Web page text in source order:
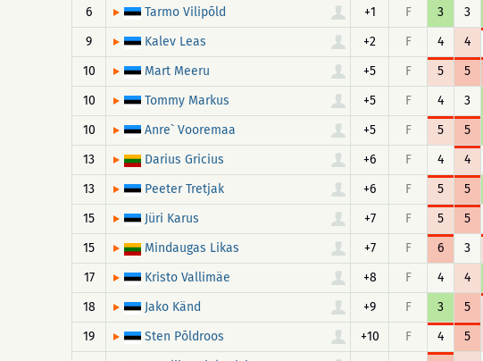
6
Tarmo Vilipõld +1 F 3 3
9
Kalev Leas +2 F 4 4
10
Mart Meeru +5 F 5 5
10
Tommy Markus +5 F 4 3
10
Anre` Vooremaa +5 F 5 5
13
Darius Gricius +6 F 4 4
13
Peeter Tretjak +6 F 5 5
15
Jüri Karus +7 F 5 5
15
Mindaugas Likas +7 F 6 3
17
Kristo Vallimäe +8 F 4 4
18
Jako Känd +9 F 3 5
19
Sten Põldroos +10 F 4 5